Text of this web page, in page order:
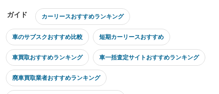
ガイド カーリースおすすめランキング
車のサブスクおすすめ比較 短期カーリースおすすめ
車買取おすすめランキング 車一括査定サイトおすすめランキング
廃車買取業者おすすめランキング